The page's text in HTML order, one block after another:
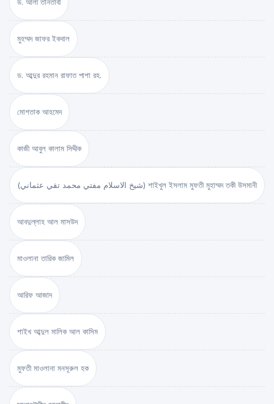
মুহম্মদ জাফর ইকবাল
ড. আব্দুর রহমান রাফাত পাশা রহ.
মোশতাক আহমেদ
কাজী আবুল কালাম সিদ্দীক
(شيخ الاسلام مفتي محمد تقي عثماني) শাইখুল ইসলাম মুফতী মুহাম্মদ তকী উসমানী
আবদুল্লাহ আল মাসউদ
মাওলানা তারিক জামিল
আরিফ আজাদ
শাইখ আব্দুল মালিক আল কাসিম
মুফতী মাওলানা মনসূরুল হক